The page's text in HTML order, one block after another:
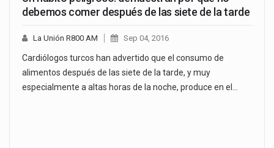
debemos comer después de las siete de la tarde
La Unión R800 AM Sep 04, 2016
Cardiólogos turcos han advertido que el consumo de
alimentos después de las siete de la tarde, y muy
especialmente a altas horas de la noche, produce en el…